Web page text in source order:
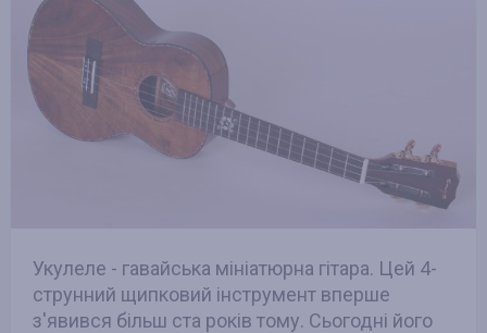
Укулеле - гавайська мініатюрна гітара. Цей 4-
струнний щипковий інструмент вперше
з'явився більш ста років тому. Сьогодні його